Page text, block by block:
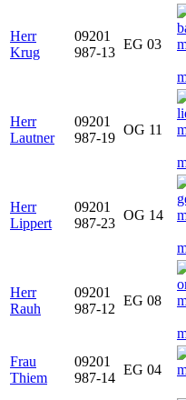
Herr
Krug
09201
987-13
EG 03
Herr
Lautner
09201
987-19
OG 11
Herr
Lippert
09201
987-23
OG 14
Herr
Rauh
09201
987-12
EG 08
Frau
Thiem
09201
987-14
EG 04